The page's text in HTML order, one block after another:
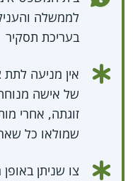
לממשלה
בעריכת תסקיר
אין מניעה לתת
של אישה
זוגתה, אחרי
שמולאו כל
צו שניתן